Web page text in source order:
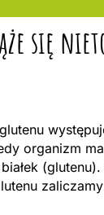
się
organizm